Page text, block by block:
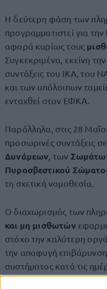
Η δεύτερη φάση των
προγραμματιστεί για
αφορά κυρίως τους
Συγκεκριμένα, εκείνη
συντάξεις του ΙΚΑ, του
και των υπόλοιπων
ενταχθεί στον ΕΦΚΑ.
Παράλληλα, στις 28
προσωρινές συντάξεις
Δυνάμεων , των
Πυροσβεστικού
τη σχετική νομοθεσία.
Ο διαχωρισμός των
και μη μισθωτών
στόχο την καλύτερη
την αποφυγή
συστήματος κατά τις